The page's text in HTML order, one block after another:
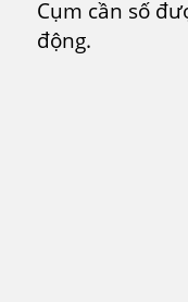
Cụm cần số
động.